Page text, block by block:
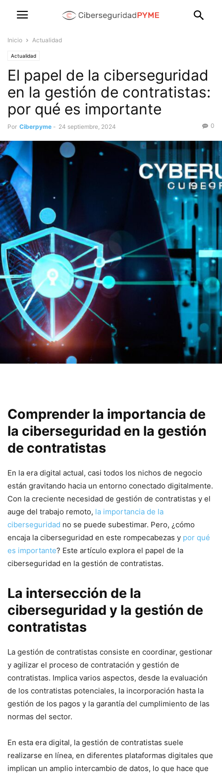
Inicio Actualidad
Actualidad
El papel de la ciberseguridad
en la gestión de contratistas:
por qué es importante
Por Ciberpyme - 24 septiembre, 2024 0
Comprender la ⁣importancia de
la ciberseguridad ​en la gestión
de contratistas
En la era digital actual, casi todos los nichos⁢ de negocio
están gravitando hacia ‍un entorno conectado digitalmente.
Con la creciente necesidad de gestión de contratistas y el ​
auge del trabajo remoto, la importancia de la
ciberseguridad ⁤no se puede subestimar. Pero, ¿cómo⁣
encaja la ciberseguridad en este rompecabezas⁢ y por qué
es importante? Este⁢ artículo explora el papel de la
⁣ciberseguridad en la gestión⁤ de contratistas.
La intersección de la ​
ciberseguridad ⁣y la gestión ‌de
contratistas
La​ gestión de contratistas consiste en coordinar, gestionar
y agilizar‌ el proceso de contratación y gestión de
contratistas. Implica varios aspectos, desde la evaluación
de los contratistas potenciales, la incorporación hasta la
gestión de los‌ pagos y la garantía del cumplimiento de⁣ las
normas‍ del sector.
En esta era digital, la gestión de contratistas ⁣suele
realizarse en línea, en diferentes plataformas digitales que
implican un amplio intercambio de datos, lo que hace que